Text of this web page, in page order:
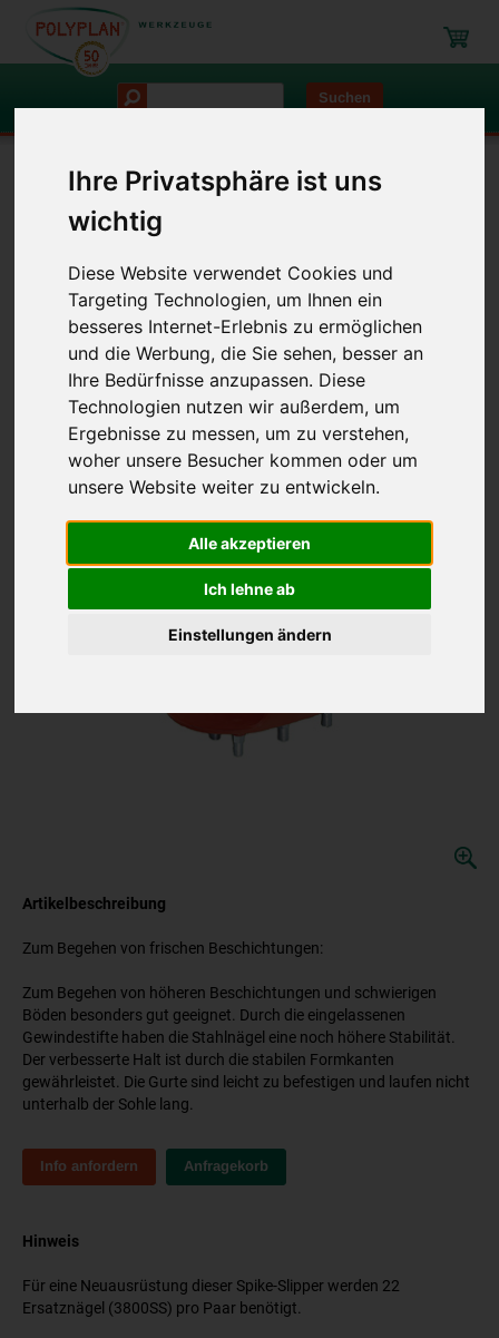
Ihre Privatsphäre ist uns
wichtig
Diese Website verwendet Cookies und
Targeting Technologien, um Ihnen ein
besseres Internet-Erlebnis zu ermöglichen
und die Werbung, die Sie sehen, besser an
Ihre Bedürfnisse anzupassen. Diese
Technologien nutzen wir außerdem, um
Ergebnisse zu messen, um zu verstehen,
woher unsere Besucher kommen oder um
unsere Website weiter zu entwickeln.
Alle akzeptieren
Ich lehne ab
Einstellungen ändern
Suchen
Navigation
Begehen von Böden
Spike-Slipper mit stumpfen
Nägeln
Artikel-Nr.: 3700S
Artikelbeschreibung
Zum Begehen von frischen Beschichtungen:
Zum Begehen von höheren Beschichtungen und schwierigen
Böden besonders gut geeignet. Durch die eingelassenen
Gewindestifte haben die Stahlnägel eine noch höhere Stabilität.
Der verbesserte Halt ist durch die stabilen Formkanten
gewährleistet. Die Gurte sind leicht zu befestigen und laufen nicht
unterhalb der Sohle lang.
Info anfordern Anfragekorb
Hinweis
Für eine Neuausrüstung dieser Spike-Slipper werden 22
Ersatznägel (3800SS) pro Paar benötigt.